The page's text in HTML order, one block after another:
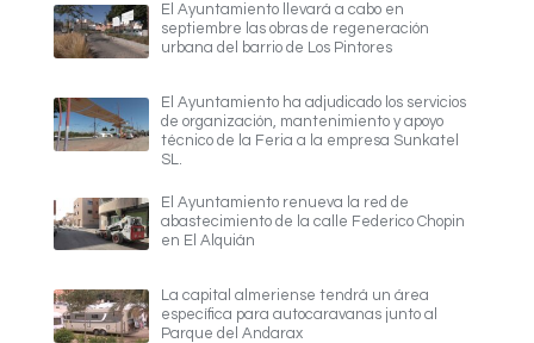
El Ayuntamiento llevará a cabo en
septiembre las obras de regeneración
urbana del barrio de Los Pintores
El Ayuntamiento ha adjudicado los servicios
de organización, mantenimiento y apoyo
técnico de la Feria a la empresa Sunkatel
SL.
El Ayuntamiento renueva la red de
abastecimiento de la calle Federico Chopin
en El Alquián
La capital almeriense tendrá un área
específica para autocaravanas junto al
Parque del Andarax